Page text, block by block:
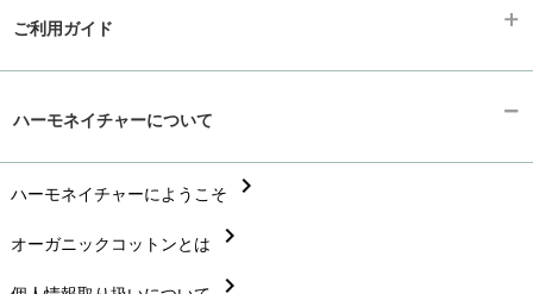
ご利用ガイド
配送と送料chevron_right
在庫状況と発送予定chevron_right
ハーモネイチャーについて
ハーモネイチャーにようこそ chevron_right
オーガニックコットンとは chevron_right
chevron_right